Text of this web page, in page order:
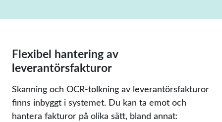
Flexibel hantering av
leverantörsfakturor
Skanning och OCR-tolkning av leverantörsfakturor
finns inbyggt i systemet. Du kan ta emot och
hantera fakturor på olika sätt, bland annat: